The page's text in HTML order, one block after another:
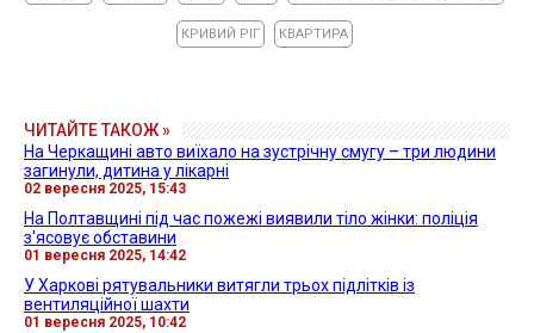
КРИВИЙ РІГ КВАРТИРА
ЧИТАЙТЕ ТАКОЖ »
На Черкащині авто виїхало на зустрічну смугу – три людини
загинули, дитина у лікарні
02 вересня 2025, 15:43
На Полтавщині під час пожежі виявили тіло жінки: поліція
з'ясовує обставини
01 вересня 2025, 14:42
У Харкові рятувальники витягли трьох підлітків із
вентиляційної шахти
01 вересня 2025, 10:42